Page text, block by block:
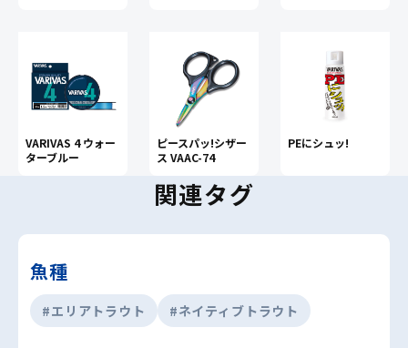
VARIVAS 4 ウォー
ターブルー
ピースパッ!シザー
ス VAAC-74
PEにシュッ!
関連タグ
魚種
#エリアトラウト #ネイティブトラウト